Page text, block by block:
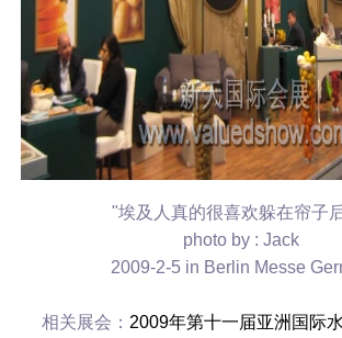
"埃及人真的很喜欢躲在帘子
photo by : Jack
2009-2-5 in Berlin Messe
相关展会： 2009年第十一届亚洲国际